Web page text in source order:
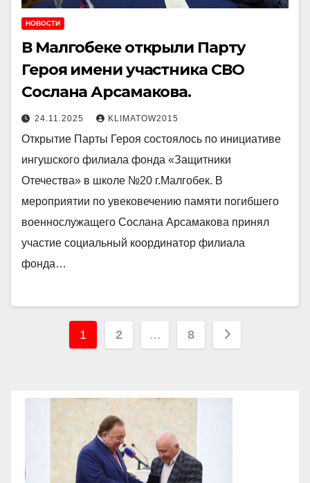
НОВОСТИ
В Малгобеке открыли Парту
Героя имени участника СВО
Сослана Арсамакова.
24.11.2025 KLIMATOW2015
Открытие Парты Героя состоялось по инициативе
ингушского филиала фонда «Защитники
Отечества» в школе №20 г.Малгобек. В
мероприятии по увековечению памяти погибшего
военнослужащего Сослана Арсамакова принял
участие социальный координатор филиала
фонда…
Пагинация
1 2 … 8